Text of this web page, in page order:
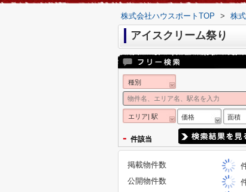
株式会社ハウスポートTOP > 株
アイスクリーム祭り
種別
エリア| 駅 価格 面積
- 件該当
掲載物件数
公開物件数